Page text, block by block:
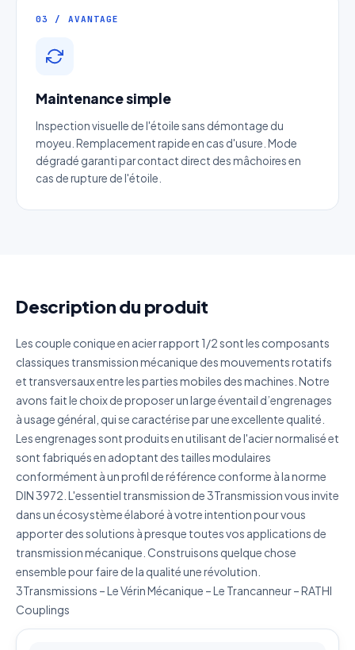
03 / AVANTAGE
Maintenance simple
Inspection visuelle de l'étoile sans démontage du
moyeu. Remplacement rapide en cas d'usure. Mode
dégradé garanti par contact direct des mâchoires en
cas de rupture de l'étoile.
Description du produit
Les couple conique en acier rapport 1/2 sont les composants
classiques transmission mécanique des mouvements rotatifs
et transversaux entre les parties mobiles des machines. Notre
avons fait le choix de proposer un large éventail d’engrenages
à usage général, qui se caractérise par une excellente qualité.
Les engrenages sont produits en utilisant de l'acier normalisé et
sont fabriqués en adoptant des tailles modulaires
conformément à un profil de référence conforme à la norme
DIN 3972. L'essentiel transmission de 3Transmission vous invite
dans un écosystème élaboré à votre intention pour vous
apporter des solutions à presque toutes vos applications de
transmission mécanique. Construisons quelque chose
ensemble pour faire de la qualité une révolution.
3Transmissions – Le Vérin Mécanique – Le Trancanneur – RATHI
Couplings
Téléphone*
Catégorie
J'accepte que mes données soient utilisées pour traiter
ma demande.
Politique de confidentialité
Envoyer ma demande de devis
Vos données sont protégées et ne seront jamais
partagées